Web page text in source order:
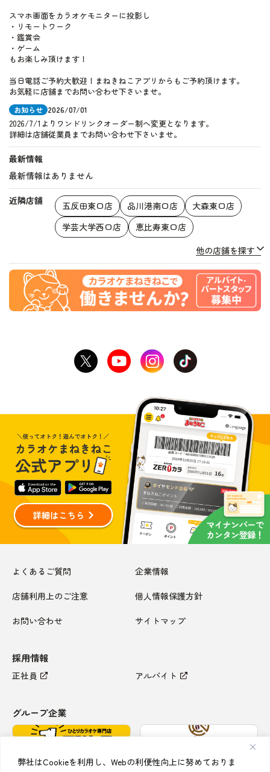
弊社はCookieを利用し、Webの利便性向上に努めておりま
スマホ画面をカラオケモニターに投影し
・リモートワーク
・鑑賞会
・ゲーム
もお楽しみ頂けます！
当日電話ご予約大歓迎！まねきねこアプリからもご予約頂けます。
お気軽に店舗までお問い合わせ下さいませ。
お知らせ 2026/07/01
2026/7/1よりワンドリンクオーダー制へ変更となります。
詳細は店舗従業員までお問い合わせ下さいませ。
最新情報
最新情報はありません
近隣店舗 五反田東口店 品川港南口店
大森東口店
学芸大学西口店
恵比寿東口店
他の店舗を探す
よくあるご質問 企業情報
店舗利用上のご注意 個人情報保護方針
お問い合わせ サイトマップ
採用情報
正社員 アルバイト
グループ企業